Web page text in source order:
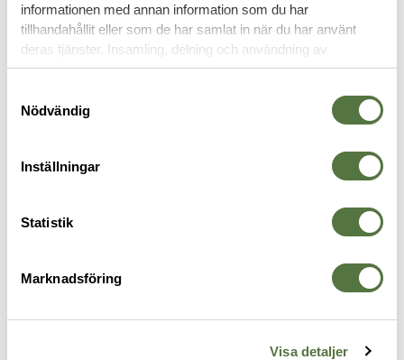
informationen med annan information som du har
tillhandahållit eller som de har samlat in när du har använt
deras tjänster. Insamling, delning och användning av
personuppgifter kan användas för personalisering av
Nödvändig
Inställningar
Statistik
Marknadsföring
Visa detaljer
FICKOR & HÅLLARE
GP Pouch 3 Long 2.0 Olive
Trauma Kit NOW SMALL -
MOLLE Helium Whisper - Pro